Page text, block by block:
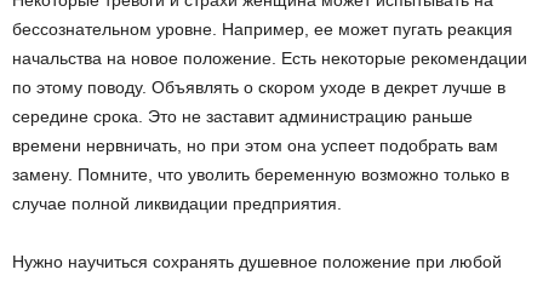
бессознательном уровне. Например, ее может пугать реакция
начальства на новое положение. Есть некоторые рекомендации
по этому поводу. Объявлять о скором уходе в декрет лучше в
середине срока. Это не заставит администрацию раньше
времени нервничать, но при этом она успеет подобрать вам
замену. Помните, что уволить беременную возможно только в
случае полной ликвидации предприятия.
Нужно научиться сохранять душевное положение при любой